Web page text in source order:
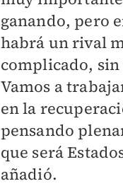
ganando, pero
habrá un rival
complicado, sin
Vamos a
en la
pensando
que será
añadió.